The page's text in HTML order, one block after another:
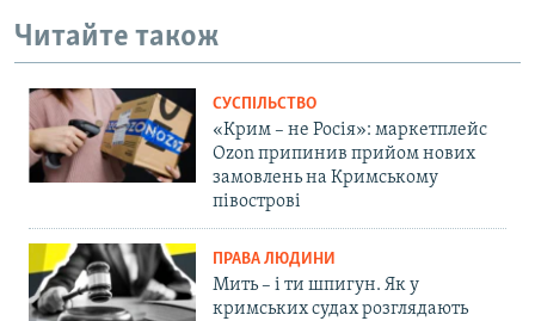
Читайте також
СУСПІЛЬСТВО
«Крим – не Росія»: маркетплейс
Ozon припинив прийом нових
замовлень на Кримському
півострові
ПРАВА ЛЮДИНИ
Мить – і ти шпигун. Як у
кримських судах розглядають